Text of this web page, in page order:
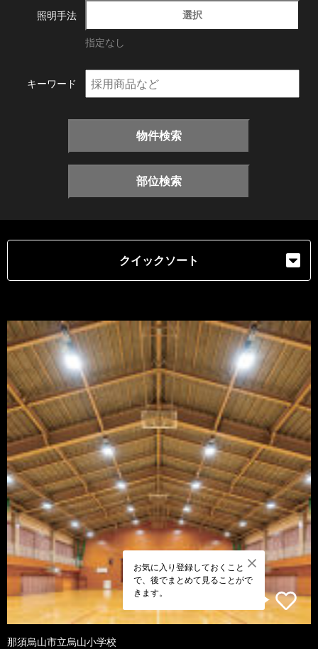
照明手法 選択
指定なし
キーワード
物件検索
部位検索
クイックソート
お気に入り登録しておくこと
で、後でまとめて見ることがで
きます。
那須烏山市立烏山小学校